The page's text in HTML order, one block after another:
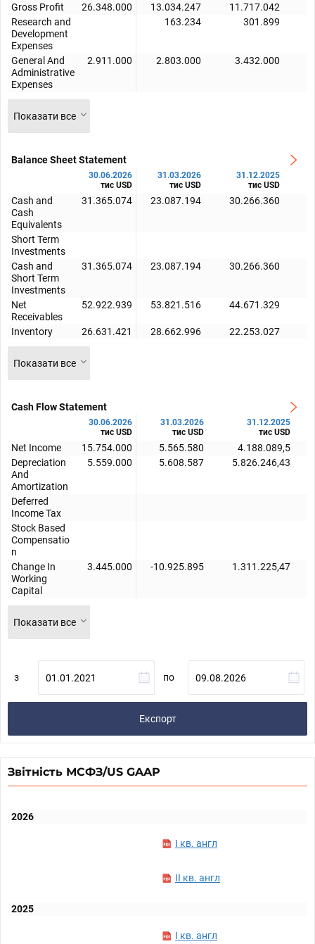
Gross Profit 26.348.000 13.034.247 11.717.042
Research and
Development
Expenses
163.234 301.899
General And
Administrative
Expenses
2.911.000 2.803.000 3.432.000
Показати все
Balance Sheet Statement
30.06.2026
тис USD
31.03.2026
тис USD
31.12.2025
тис USD
Cash and
Cash
Equivalents
31.365.074 23.087.194 30.266.360
Short Term
Investments
Cash and
Short Term
Investments
31.365.074 23.087.194 30.266.360
Net
Receivables
52.922.939 53.821.516 44.671.329
Inventory 26.631.421 28.662.996 22.253.027
Показати все
Cash Flow Statement
30.06.2026
тис USD
31.03.2026
тис USD
31.12.2025
тис USD
Net Income 15.754.000 5.565.580
4.188.089,5
Depreciation
And
Amortization
5.559.000 5.608.587 5.826.246,43
Deferred
Income Tax
Stock Based
Compensatio
n
Change In
Working
Capital
3.445.000 -10.925.895 1.311.225,47
Показати все
з по
Експорт
Звітність МСФЗ/US GAAP
2026
I кв. англ
II кв. англ
2025
I кв. англ